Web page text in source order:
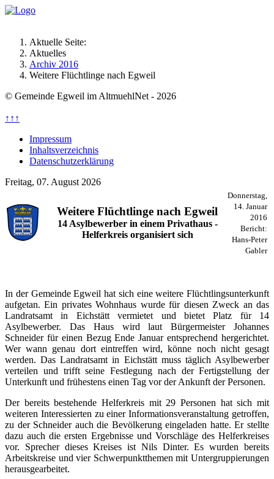
Aktuelle Seite:
Aktuelles
Archiv 2016
Weitere Flüchtlinge nach Egweil
© Gemeinde Egweil im AltmuehlNet - 2026
↑↑↑
Impressum
Inhaltsverzeichnis
Datenschutzerklärung
Freitag, 07. August 2026
Weitere Flüchtlinge nach Egweil
14 Asylbewerber in einem Privathaus -
Helferkreis organisiert sich
Donnerstag,
14. Januar
2016
Bericht:
Hans-Peter
Gabler
In der Gemeinde Egweil hat sich eine weitere Flüchtlingsunterkunft
aufgetan. Ein privates Wohnhaus wurde für diesen Zweck an das
Landratsamt in Eichstätt vermietet und bietet Platz für 14
Asylbewerber. Das Haus wird laut Bürgermeister Johannes
Schneider für einen Bezug Ende Januar entsprechend hergerichtet.
Wer wann genau dort eintreffen wird, könne noch nicht gesagt
werden. Das Landratsamt in Eichstätt muss täglich Asylbewerber
verteilen und trifft seine Festlegung nach der Fertigstellung der
Unterkunft und frühestens einen Tag vor der Ankunft der Personen.
Der bereits bestehende Helferkreis mit 29 Personen hat sich mit
weiteren Interessierten zu einer Informationsveranstaltung getroffen,
zu der Schneider auch die Bevölkerung eingeladen hatte. Er stellte
dazu auch die ersten Ergebnisse und Vorschläge des Helferkreises
vor. Sprecher dieses Kreises ist Nils Dinter. Es wurden bereits
Arbeitskreise und vier Schwerpunktthemen mit Untergruppierungen
herausgearbeitet.